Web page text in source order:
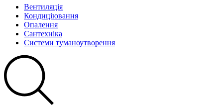
Вентиляція
Кондиціювання
Опалення
Сантехніка
Системи туманоутворення